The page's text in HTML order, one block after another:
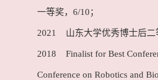
一等奖，6/10；
2021 山东大学优秀博士后二
2018 Finalist for Best
Conference on Robotics and